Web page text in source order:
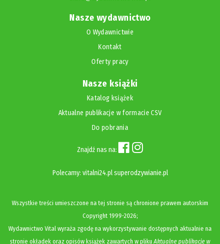
Nasze wydawnictwo
O Wydawnictwie
Kontakt
Oferty pracy
Nasze książki
Katalog książek
Aktualne publikacje w formacie CSV
Do pobrania
Znajdź nas na:
Polecamy: vitalni24.pl superodzywianie.pl
Wszystkie treści umieszczone na tej stronie są chronione prawem autorskim
Copyright1999-2026;
Wydawnictwo Vital wyraża zgodę na wykorzystywanie dostępnych aktualnie na
stronie okładek oraz opisów książek zawartych w pliku Aktualne publikacje w